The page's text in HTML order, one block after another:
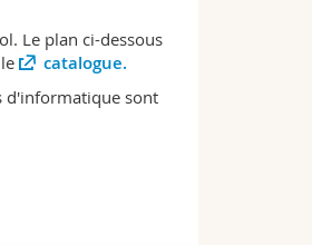
Le plan ci-dessous
catalogue.
d'informatique sont